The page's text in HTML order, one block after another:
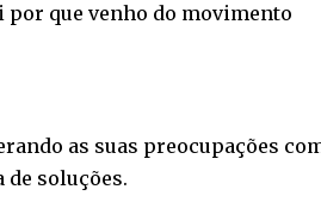
por que venho do movimento
as suas preocupações
de soluções.